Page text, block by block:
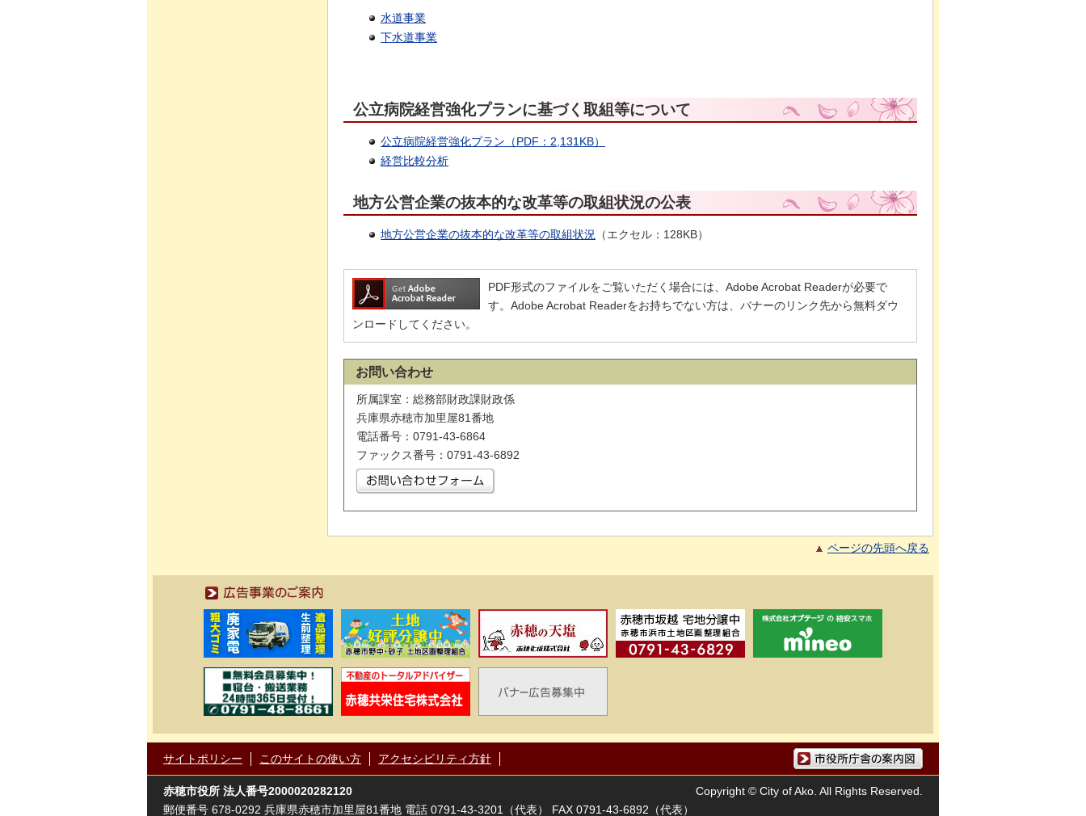
水道事業
下水道事業
公立病院経営強化プランに基づく取組等について
公立病院経営強化プラン（PDF：2,131KB）
経営比較分析
地方公営企業の抜本的な改革等の取組状況の公表
地方公営企業の抜本的な改革等の取組状況 （エクセル：128KB）
PDF形式のファイルをご覧いただく場合には、Adobe Acrobat Readerが必要で
す。Adobe Acrobat Readerをお持ちでない方は、バナーのリンク先から無料ダウ
ンロードしてください。
お問い合わせ
所属課室：総務部財政課財政係
兵庫県赤穂市加里屋81番地
電話番号：0791-43-6864
ファックス番号：0791-43-6892
ページの先頭へ戻る
広告事業のご案内
サイトポリシー このサイトの使い方 アクセシビリティ方針
市役所庁舎の案内図
赤穂市役所 法人番号2000020282120
郵便番号 678-0292 兵庫県赤穂市加里屋81番地 電話 0791-43-3201（代表） FAX 0791-43-6892（代表）
Copyright © City of Ako. All Rights Reserved.